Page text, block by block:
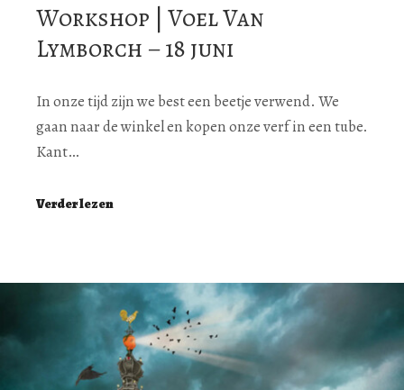
Workshop | Voel Van
Lymborch – 18 juni
In onze tijd zijn we best een beetje verwend. We
gaan naar de winkel en kopen onze verf in een tube.
Kant…
Verder lezen